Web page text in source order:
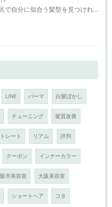
大阪市住吉区で自分に似合う髪型を見つけれる美容室ーLIAM hair Relaxーリアムヘアーリラックス
LINE パーマ 白髪ぼかし
チューニング 髪質改善
レート リアム 評判
クーポン インナーカラー
市美容室 大阪美容室
ショートヘア コタ